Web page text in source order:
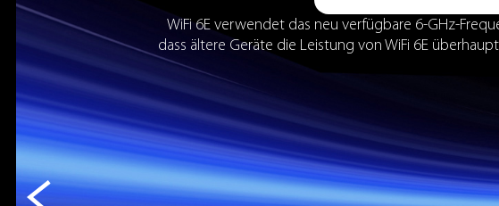
WiFi 6E verwendet das neu verfügbare 6-GHz-
dass ältere Geräte die Leistung von WiFi 6E